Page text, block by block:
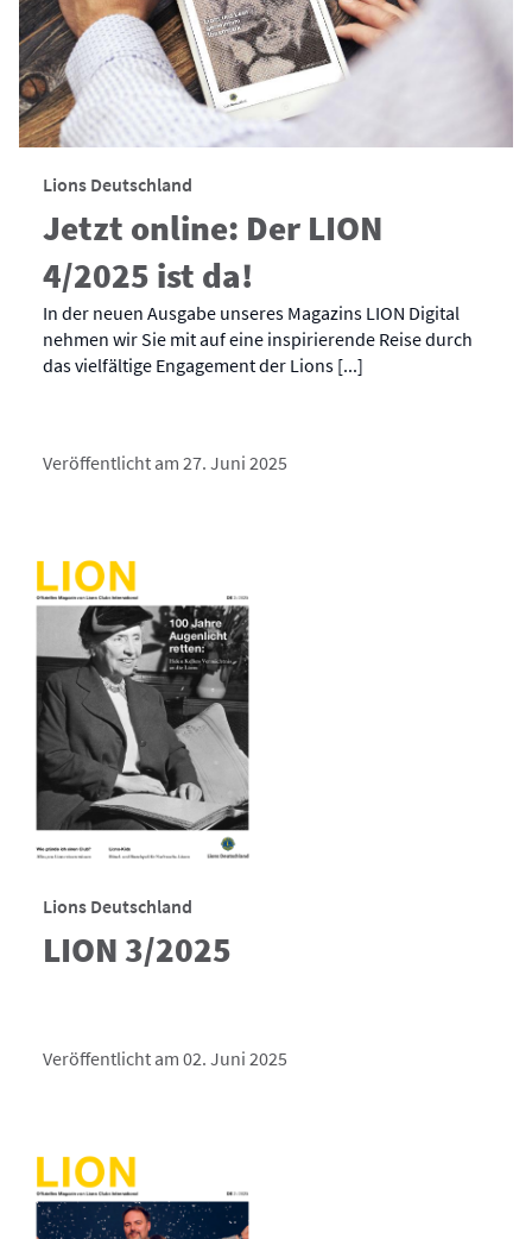
Lions Deutschland
Jetzt online: Der LION
4/2025 ist da!
In der neuen Ausgabe unseres Magazins LION Digital
nehmen wir Sie mit auf eine inspirierende Reise durch
das vielfältige Engagement der Lions [...]
Veröffentlicht am 27. Juni 2025
Lions Deutschland
LION 3/2025
Veröffentlicht am 02. Juni 2025